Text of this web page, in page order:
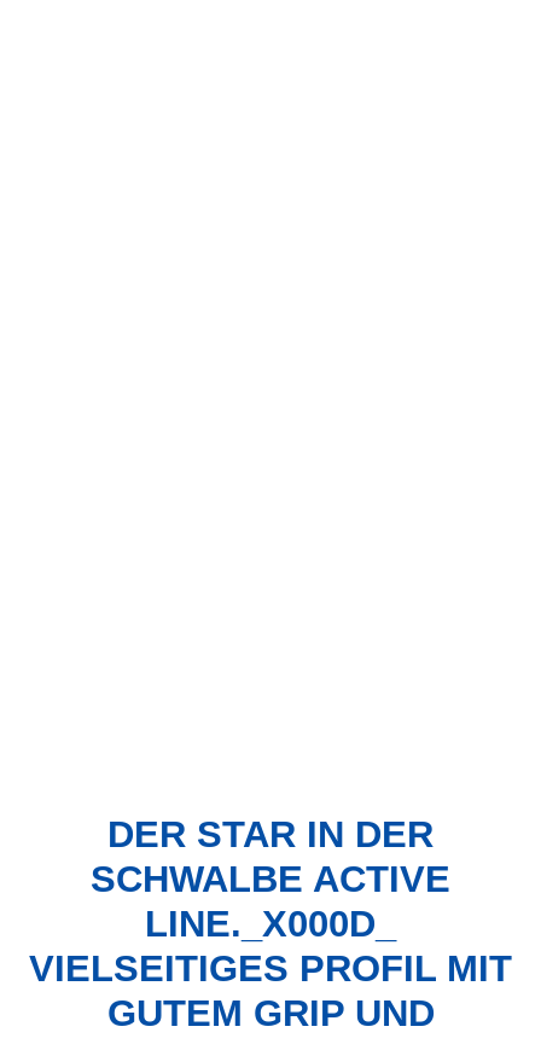
DER STAR IN DER
SCHWALBE ACTIVE
LINE._X000D_
VIELSEITIGES PROFIL MIT
GUTEM GRIP UND